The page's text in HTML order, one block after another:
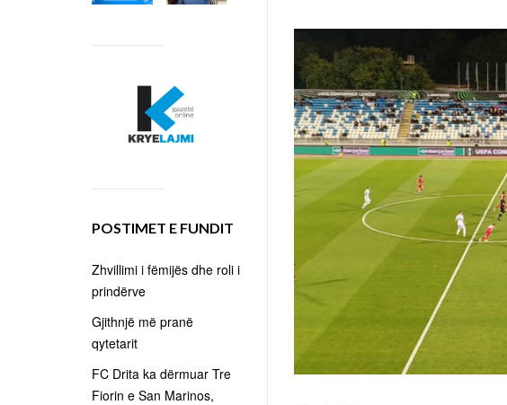
POSTIMET E FUNDIT
Zhvillimi i fëmijës dhe roli i
prindërve
Gjithnjë më pranë
qytetarit
FC Drita ka dërmuar Tre
Fiorin e San Marinos,